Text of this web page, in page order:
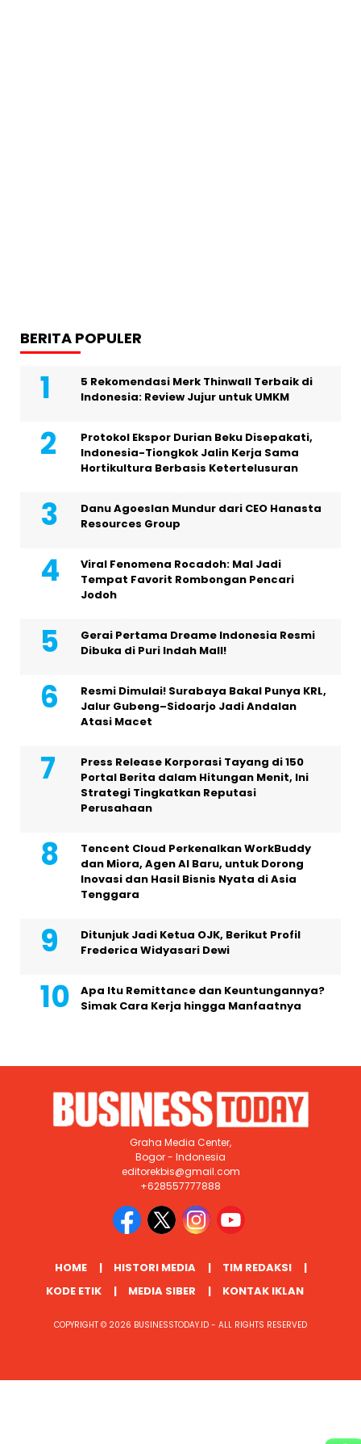
BERITA POPULER
5 Rekomendasi Merk Thinwall Terbaik di
Indonesia: Review Jujur untuk UMKM
Protokol Ekspor Durian Beku Disepakati,
Indonesia-Tiongkok Jalin Kerja Sama
Hortikultura Berbasis Ketertelusuran
Danu Agoeslan Mundur dari CEO Hanasta
Resources Group
Viral Fenomena Rocadoh: Mal Jadi
Tempat Favorit Rombongan Pencari
Jodoh
Gerai Pertama Dreame Indonesia Resmi
Dibuka di Puri Indah Mall!
Resmi Dimulai! Surabaya Bakal Punya KRL,
Jalur Gubeng–Sidoarjo Jadi Andalan
Atasi Macet
Press Release Korporasi Tayang di 150
Portal Berita dalam Hitungan Menit, Ini
Strategi Tingkatkan Reputasi
Perusahaan
Tencent Cloud Perkenalkan WorkBuddy
dan Miora, Agen AI Baru, untuk Dorong
Inovasi dan Hasil Bisnis Nyata di Asia
Tenggara
Ditunjuk Jadi Ketua OJK, Berikut Profil
Frederica Widyasari Dewi
Apa Itu Remittance dan Keuntungannya?
Simak Cara Kerja hingga Manfaatnya
Graha Media Center,
Bogor - Indonesia
editorekbis@gmail.com
+628557777888
HOME HISTORI MEDIA
TIM REDAKSI
KODE ETIK
MEDIA SIBER KONTAK IKLAN
COPYRIGHT © 2026 BUSINESSTODAY.ID - ALL RIGHTS RESERVED